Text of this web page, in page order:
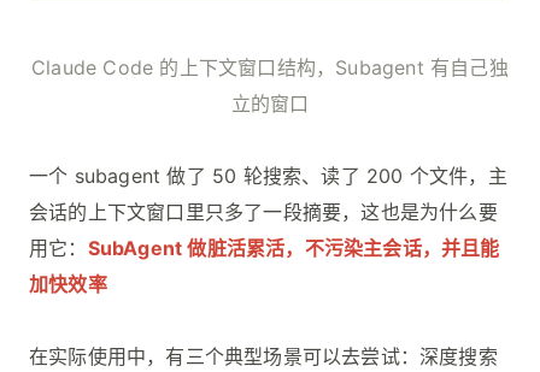
Claude Code 的上下文窗口结构，Subagent 有自己独
立的窗口
一个 subagent 做了 50 轮搜索、读了 200 个文件，主
会话的上下文窗口里只多了一段摘要，这也是为什么要
用它： SubAgent 做脏活累活，不污染主会话，并且能
加快效率
在实际使用中，有三个典型场景可以去尝试：深度搜索